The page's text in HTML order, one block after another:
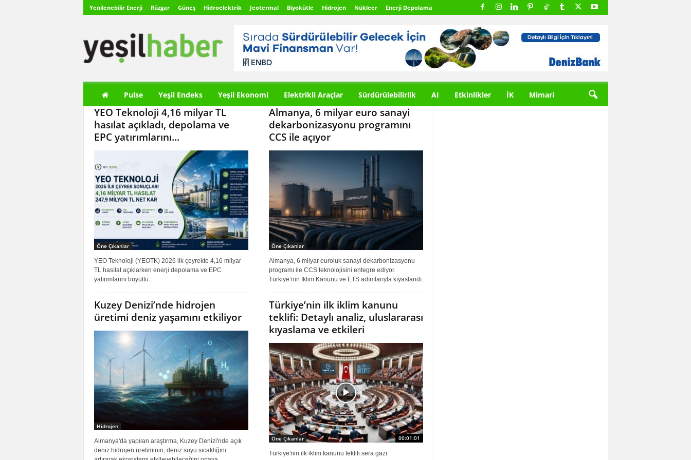
Yenilenebilir Enerji Rüzgar Güneş Hidroelektrik Jeotermal Biyokütle Hidrojen Nükleer Enerji Depolama
ş
Pulse Yeşil Endeks Yeşil Ekonomi Elektrikli Araçlar Sürdürülebilirlik AI Etkinlikler İK Mimari
YEO Teknoloji 4,16 milyar TL
hasılat açıkladı, depolama ve
EPC yatırımlarını...
Öne Çıkanlar
YEO Teknoloji (YEOTK) 2026 ilk çeyrekte 4,16 milyar
TL hasılat açıklarken enerji depolama ve EPC
yatırımlarını büyüttü.
Almanya, 6 milyar euro sanayi
dekarbonizasyonu programını
CCS ile açıyor
Öne Çıkanlar
Almanya, 6 milyar euroluk sanayi dekarbonizasyonu
programı ile CCS teknolojisini entegre ediyor.
Türkiye’nin İklim Kanunu ve ETS adımlarıyla kıyaslandı.
Kuzey Denizi’nde hidrojen
üretimi deniz yaşamını etkiliyor
Hidrojen
Almanya'da yapılan araştırma, Kuzey Denizi'nde açık
deniz hidrojen üretiminin, deniz suyu sıcaklığını
Türkiye’nin ilk iklim kanunu
teklifi: Detaylı analiz, uluslararası
kıyaslama ve etkileri
00:01:01
Öne Çıkanlar
Türkiye'nin ilk iklim kanunu teklifi sera gazı